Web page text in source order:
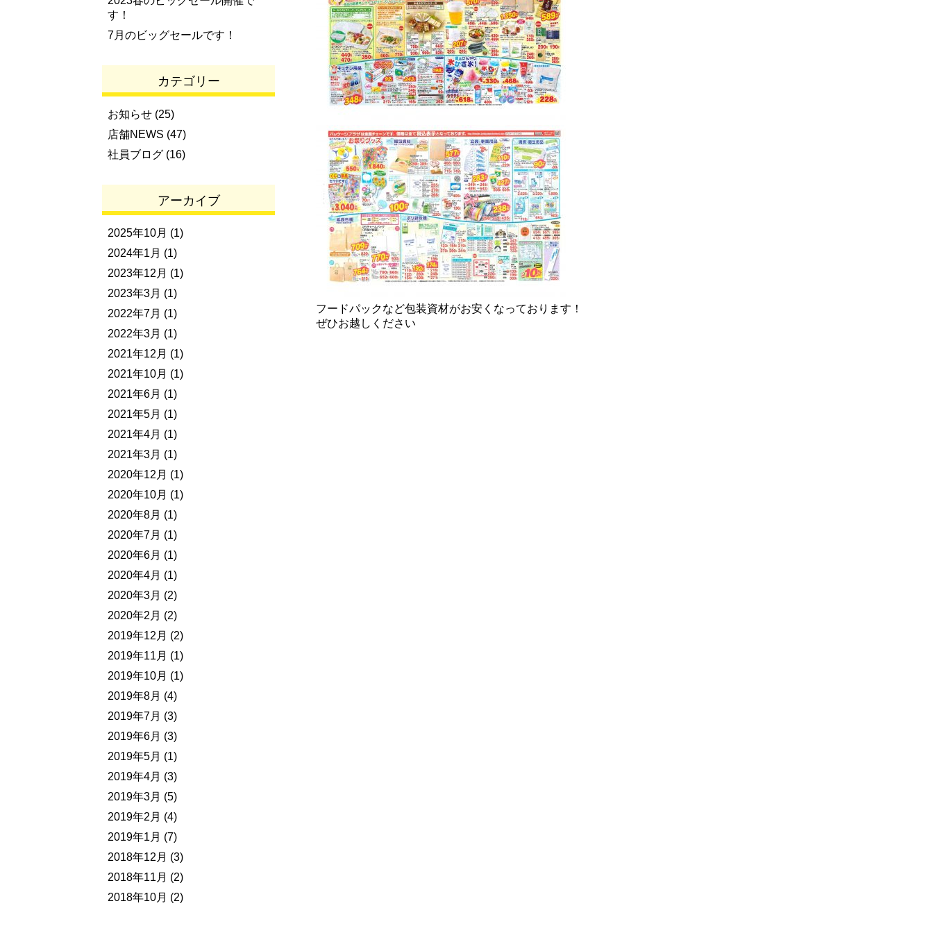
フードパックなど包装資材がお安くなっております！
ぜひお越しください
す！
7月のビッグセールです！
カテゴリー
お知らせ (25)
店舗NEWS (47)
社員ブログ (16)
アーカイブ
2025年10月 (1)
2024年1月 (1)
2023年12月 (1)
2023年3月 (1)
2022年7月 (1)
2022年3月 (1)
2021年12月 (1)
2021年10月 (1)
2021年6月 (1)
2021年5月 (1)
2021年4月 (1)
2021年3月 (1)
2020年12月 (1)
2020年10月 (1)
2020年8月 (1)
2020年7月 (1)
2020年6月 (1)
2020年4月 (1)
2020年3月 (2)
2020年2月 (2)
2019年12月 (2)
2019年11月 (1)
2019年10月 (1)
2019年8月 (4)
2019年7月 (3)
2019年6月 (3)
2019年5月 (1)
2019年4月 (3)
2019年3月 (5)
2019年2月 (4)
2019年1月 (7)
2018年12月 (3)
2018年11月 (2)
2018年10月 (2)